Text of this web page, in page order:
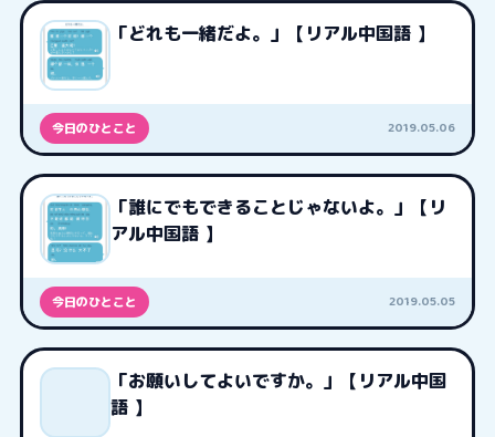
「どれも一緒だよ。」【リアル中国語 】
今日のひとこと 2019.05.06
「誰にでもできることじゃないよ。」【リ
アル中国語 】
今日のひとこと 2019.05.05
「お願いしてよいですか。」【リアル中国
語 】